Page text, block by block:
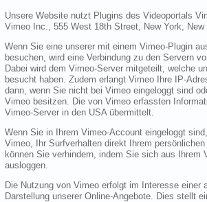
Unsere Website nutzt Plugins des Videoportals
Vimeo Inc., 555 West 18th Street, New York, New
Wenn Sie eine unserer mit einem Vimeo-Plugin
besuchen, wird eine Verbindung zu den Servern
Dabei wird dem Vimeo-Server mitgeteilt, welche
besucht haben. Zudem erlangt Vimeo Ihre IP-
dann, wenn Sie nicht bei Vimeo eingeloggt sind
Vimeo besitzen. Die von Vimeo erfassten
Vimeo-Server in den USA übermittelt.
Wenn Sie in Ihrem Vimeo-Account eingeloggt
Vimeo, Ihr Surfverhalten direkt Ihrem
können Sie verhindern, indem Sie sich aus Ihrem
ausloggen.
Die Nutzung von Vimeo erfolgt im Interesse einer
Darstellung unserer Online-Angebote. Dies stellt